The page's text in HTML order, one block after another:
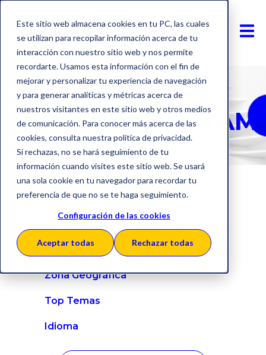
Este sitio web almacena cookies en tu PC, las cuales
se utilizan para recopilar información acerca de tu
interacción con nuestro sitio web y nos permite
recordarte. Usamos esta información con el fin de
mejorar y personalizar tu experiencia de navegación
y para generar analíticas y métricas acerca de
nuestros visitantes en este sitio web y otros medios
de comunicación. Para conocer más acerca de las
cookies, consulta nuestra política de privacidad.
Si rechazas, no se hará seguimiento de tu
información cuando visites este sitio web. Se usará
una sola cookie en tu navegador para recordar tu
preferencia de que no se te haga seguimiento.
Configuración de las cookies
Aceptar todas Rechazar todas
SERES Blog LATAM
Inicio
Obligaciones Legales
Zona Geográfica
Top Temas
Idioma